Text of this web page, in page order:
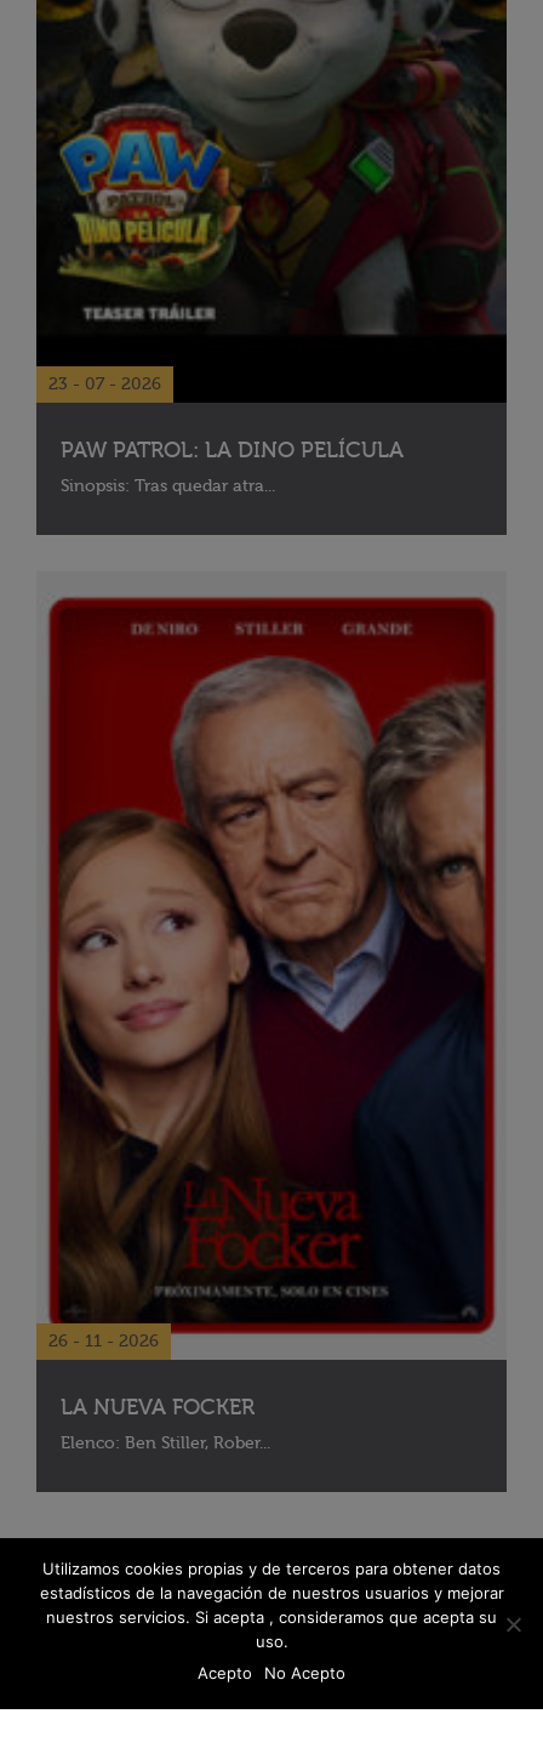
23 - 07 - 2026
PAW PATROL: LA DINO PELÍCULA
Sinopsis: Tras quedar atra...
26 - 11 - 2026
LA NUEVA FOCKER
Elenco: Ben Stiller, Rober...
© 2026 Fanáticos del Cine - Todos los derechos reservados
Utilizamos cookies propias y de terceros para obtener datos
estadísticos de la navegación de nuestros usuarios y mejorar
nuestros servicios. Si acepta , consideramos que acepta su
uso.
Acepto
No Acepto